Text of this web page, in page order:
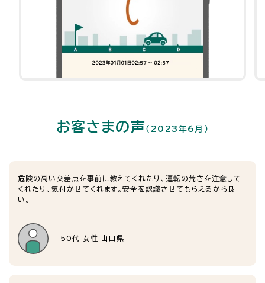
お客さまの声 （2023年6月）
危険の高い交差点を事前に教えてくれたり、運転の荒さを注意して
くれたり、気付かせてくれます。安全を認識させてもらえるから良
い。
50代 女性 山口県